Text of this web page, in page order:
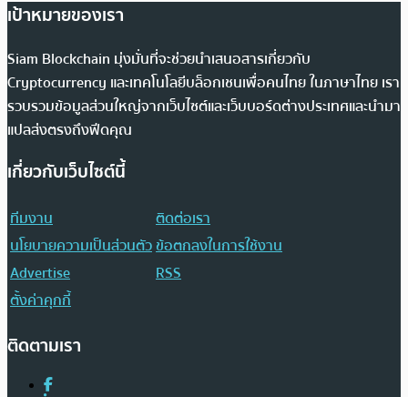
เป้าหมายของเรา
Siam Blockchain มุ่งมั่นที่จะช่วยนำเสนอสารเกี่ยวกับ
Cryptocurrency และเทคโนโลยีบล็อกเชนเพื่อคนไทย ในภาษาไทย เรา
รวบรวมข้อมูลส่วนใหญ่จากเว็บไซต์และเว็บบอร์ดต่างประเทศและนำมา
แปลส่งตรงถึงฟีดคุณ
เกี่ยวกับเว็บไซต์นี้
ทีมงาน
ติดต่อเรา
นโยบายความเป็นส่วนตัวข้อตกลงในการใช้งาน
Advertise
RSS
ตั้งค่าคุกกี้
ติดตามเรา